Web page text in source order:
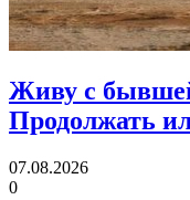
Живу с
Продолжать
07.08.2026
0